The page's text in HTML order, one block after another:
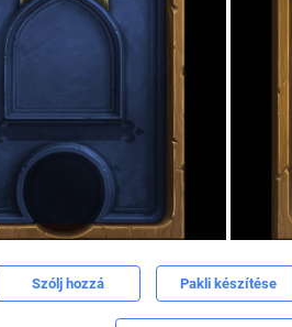
Szólj hozzá Pakli készítése